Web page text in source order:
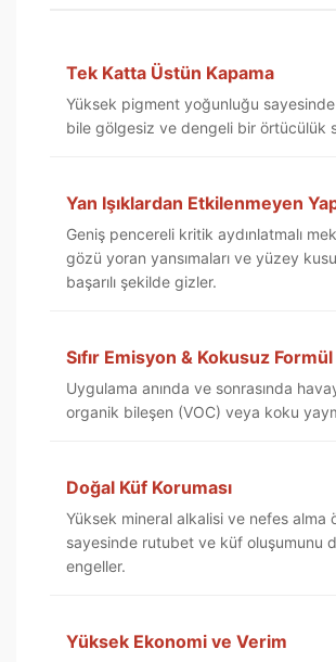
Tek Katta Üstün Kapama
Yüksek pigment yoğunluğu
bile gölgesiz ve dengeli bir örtücülük
Yan Işıklardan Etkilenmeyen
Geniş pencereli kritik aydınlatmalı
gözü yoran yansımaları ve yüzey
başarılı şekilde gizler.
Sıfır Emisyon & Kokusuz Formül
Uygulama anında ve sonrasında
organik bileşen (VOC) veya koku
Doğal Küf Koruması
Yüksek mineral alkalisi ve nefes alma
sayesinde rutubet ve küf oluşumunu
engeller.
Yüksek Ekonomi ve Verim